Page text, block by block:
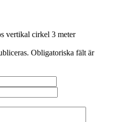
vertikal cirkel 3 meter
Obligatoriska fält är